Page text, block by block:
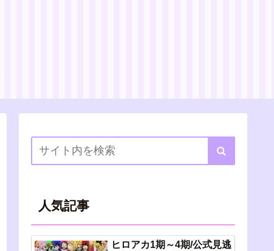
人気記事
ヒロアカ1期～4期/公式見逃